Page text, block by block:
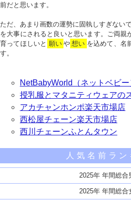
前だと思います。
ただ、あまり画数の運勢に固執しすぎない
を大事にされると良いと思います。ご両親
育ってほしいと 願い や 想い を込めて、名
す。
NetBabyWorld（ネットベビー
授乳服とマタニティウェアの
アカチャンホンポ楽天市場店
西松屋チェーン楽天市場店
西川チェーンふとんタウン
人気名前ラン
2025年 年間総合
2025年 年間総合